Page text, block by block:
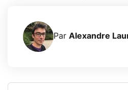
Par Alexandre